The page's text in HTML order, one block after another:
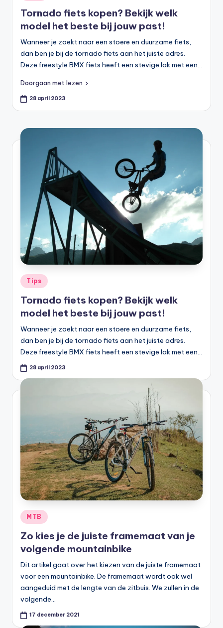
Tornado fiets kopen? Bekijk welk
model het beste bij jouw past!
Wanneer je zoekt naar een stoere en duurzame fiets,
dan ben je bij de tornado fiets aan het juiste adres.
Deze freestyle BMX fiets heeft een stevige lak met een…
Doorgaan met lezen
28 april 2023
Geplaatst
in
Tips
Tornado fiets kopen? Bekijk welk
model het beste bij jouw past!
Wanneer je zoekt naar een stoere en duurzame fiets,
dan ben je bij de tornado fiets aan het juiste adres.
Deze freestyle BMX fiets heeft een stevige lak met een…
28 april 2023
Geplaatst
in
MTB
Zo kies je de juiste framemaat van je
volgende mountainbike
Dit artikel gaat over het kiezen van de juiste framemaat
voor een mountainbike. De framemaat wordt ook wel
aangeduid met de lengte van de zitbuis. We zullen in de
volgende…
17 december 2021